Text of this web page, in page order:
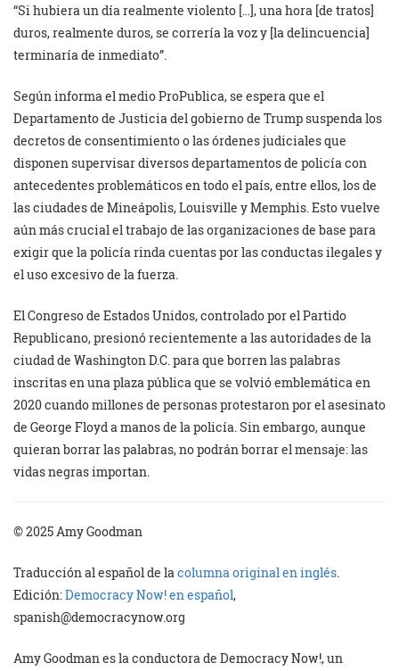
“Si hubiera un día realmente violento […], una hora [de tratos]
duros, realmente duros, se correría la voz y [la delincuencia]
terminaría de inmediato”.
Según informa el medio ProPublica, se espera que el
Departamento de Justicia del gobierno de Trump suspenda los
decretos de consentimiento o las órdenes judiciales que
disponen supervisar diversos departamentos de policía con
antecedentes problemáticos en todo el país, entre ellos, los de
las ciudades de Mineápolis, Louisville y Memphis. Esto vuelve
aún más crucial el trabajo de las organizaciones de base para
exigir que la policía rinda cuentas por las conductas ilegales y
el uso excesivo de la fuerza.
El Congreso de Estados Unidos, controlado por el Partido
Republicano, presionó recientemente a las autoridades de la
ciudad de Washington D.C. para que borren las palabras
inscritas en una plaza pública que se volvió emblemática en
2020 cuando millones de personas protestaron por el asesinato
de George Floyd a manos de la policía. Sin embargo, aunque
quieran borrar las palabras, no podrán borrar el mensaje: las
vidas negras importan.
© 2025 Amy Goodman
Traducción al español de lacolumna original en inglés.
Edición:Democracy Now! en español,
spanish@democracynow.org
Amy Goodman es la conductora de Democracy Now!, un